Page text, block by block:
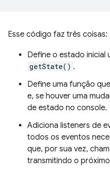
Esse código faz três coisas:
Define o estado inicial
getState() .
Define uma função
e, se houver uma
de estado no console.
Adiciona listeners de
todos os eventos
que, por sua vez,
transmitindo o